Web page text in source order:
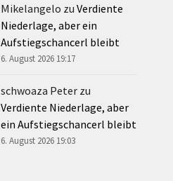
Mikelangelo zu Verdiente
Niederlage, aber ein
Aufstiegschancerl bleibt
6. August 2026 19:17
schwoaza Peter zu
Verdiente Niederlage, aber
ein Aufstiegschancerl bleibt
6. August 2026 19:03